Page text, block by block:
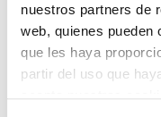
nuestros partners de
web, quienes pueden
que les haya
partir del uso que